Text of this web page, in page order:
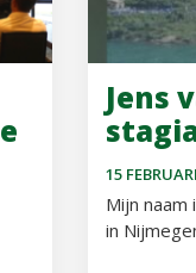
Jens
15
Mijn naam
in